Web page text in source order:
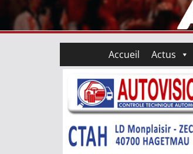
Accueil Actus